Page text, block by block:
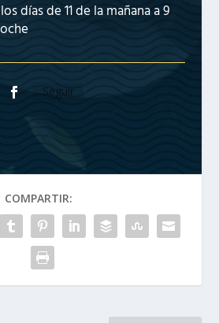
días de 11 de la mañana a 9
Seguir
COMPARTIR: